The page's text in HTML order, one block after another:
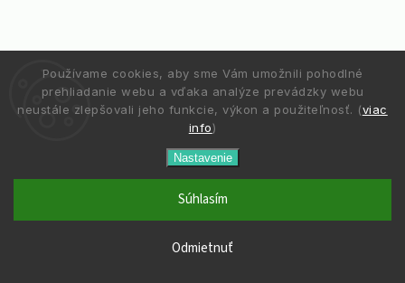
Používame cookies, aby sme Vám umožnili pohodlné
prehliadanie webu a vďaka analýze prevádzky webu
neustále zlepšovali jeho funkcie, výkon a použiteľnosť. (viac
info)
Nastavenie
Odmietnuť
Súhlasím